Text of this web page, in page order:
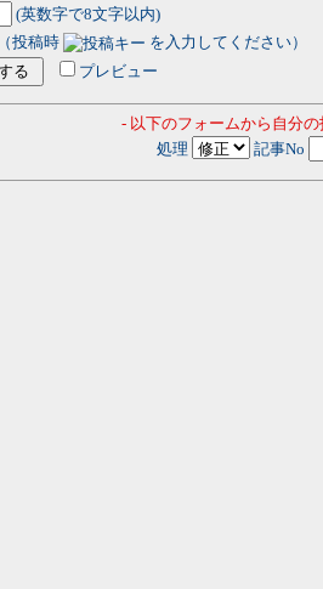
(英数字で8文字以内)
（投稿時
を入力してください）
プレビュー
- 以下のフォームから自分
処理
記事No